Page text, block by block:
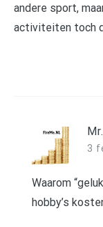
andere sport,
activiteiten toch
3
Waarom
hobby’s